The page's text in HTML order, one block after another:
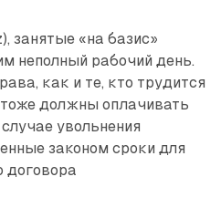
занятые «на базис»
неполный рабочий день.
как и те, кто трудится
должны оплачивать
увольнения
законом сроки для
договора